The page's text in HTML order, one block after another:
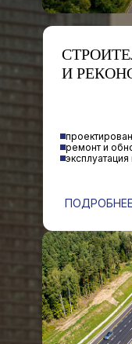
И
ремонт и
ПОДРОБНЕЕ